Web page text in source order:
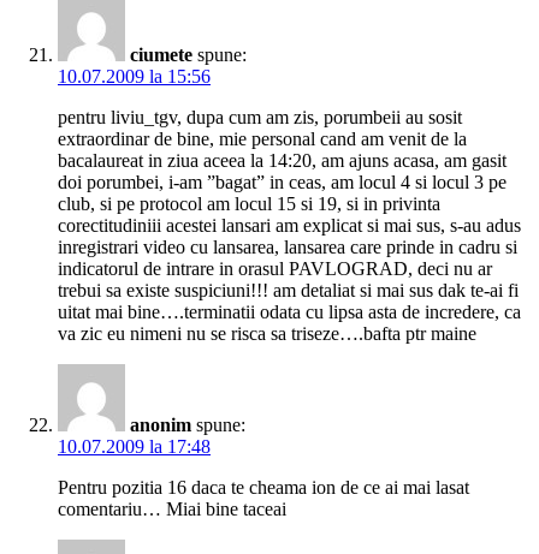
ciumete spune:
10.07.2009 la 15:56
pentru liviu_tgv, dupa cum am zis, porumbeii au sosit
extraordinar de bine, mie personal cand am venit de la
bacalaureat in ziua aceea la 14:20, am ajuns acasa, am gasit
doi porumbei, i-am ”bagat” in ceas, am locul 4 si locul 3 pe
club, si pe protocol am locul 15 si 19, si in privinta
corectitudiniii acestei lansari am explicat si mai sus, s-au adus
inregistrari video cu lansarea, lansarea care prinde in cadru si
indicatorul de intrare in orasul PAVLOGRAD, deci nu ar
trebui sa existe suspiciuni!!! am detaliat si mai sus dak te-ai fi
uitat mai bine….terminatii odata cu lipsa asta de incredere, ca
va zic eu nimeni nu se risca sa triseze….bafta ptr maine
anonim spune:
10.07.2009 la 17:48
Pentru pozitia 16 daca te cheama ion de ce ai mai lasat
comentariu… Miai bine taceai